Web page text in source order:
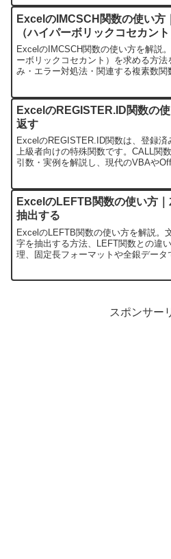
ExcelのIMCSCH関数の使い方
（ハイパーボリックコセカン
ExcelのIMCSCH関数の使い方を解説
ーボリックコセカント）を求める方
み・エラー対処法・関連する複素数
ExcelのREGISTER.ID関数の
返す
ExcelのREGISTER.ID関数は、登録
上級者向けの特殊関数です。CALL関
引数・実例を解説し、現代のVBAや
ExcelのLEFTB関数の使い方
抽出する
ExcelのLEFTB関数の使い方を解説。
字を抽出する方法、LEFT関数との違
理、固定長フォーマットや全銀データ
スポンサー